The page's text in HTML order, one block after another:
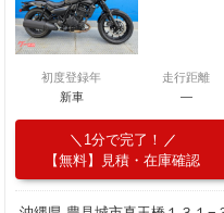
初度登録年
新車
走行距離
—
1分で完了！
【無料】見積・在庫確認